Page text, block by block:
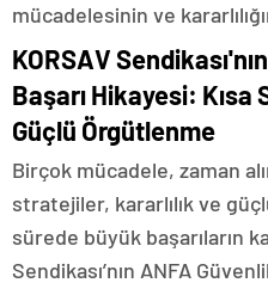
mücadelesinin ve
KORSAV
Başarı Hikayesi: Kısa
Güçlü Örgütlenme
Birçok mücadele, zaman
stratejiler, kararlılık ve
sürede büyük başarıların
Sendikası’nın ANFA